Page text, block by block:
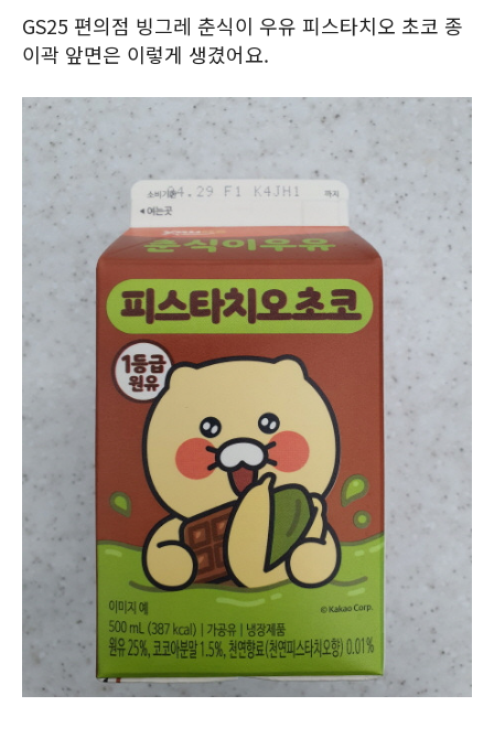
GS25 편의점 빙그레 춘식이 우유 피스타치오 초코 종
이곽 앞면은 이렇게 생겼어요.